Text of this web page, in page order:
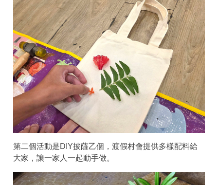
第二個活動是DIY披薩乙個，渡假村會提供多樣配料給
大家，讓一家人一起動手做。